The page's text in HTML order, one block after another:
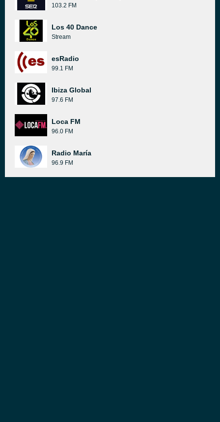
103.2 FM
Los 40 Dance
Stream
esRadio
99.1 FM
Ibiza Global
97.6 FM
Loca FM
96.0 FM
Radio María
96.9 FM